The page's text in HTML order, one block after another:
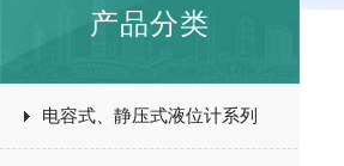
产品分类
电容式、静压式液位计系列